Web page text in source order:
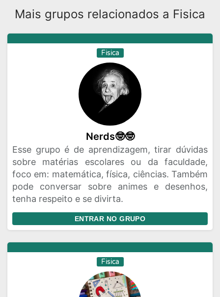
Mais grupos relacionados a Fisica
Fisica
Nerds🤓🤓
Esse grupo é de aprendizagem, tirar dúvidas
sobre matérias escolares ou da faculdade,
foco em: matemática, física, ciências. Também
pode conversar sobre animes e desenhos,
tenha respeito e se divirta.
ENTRAR NO GRUPO
Fisica